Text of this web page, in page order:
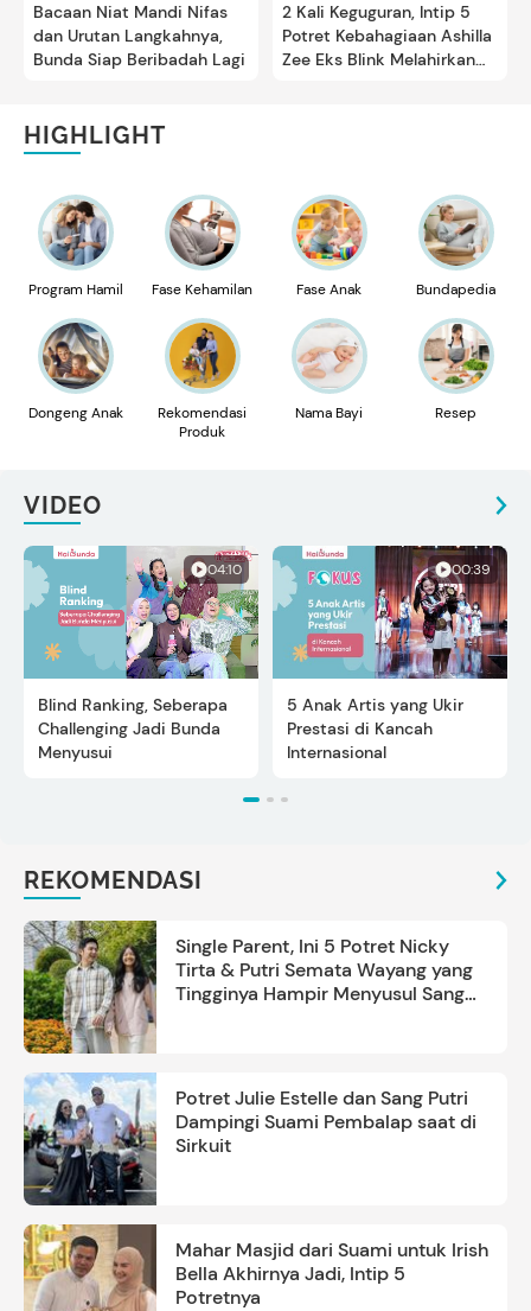
Bacaan Niat Mandi Nifas
dan Urutan Langkahnya,
Bunda Siap Beribadah Lagi
2 Kali Keguguran, Intip 5
Potret Kebahagiaan Ashilla
Zee Eks Blink Melahirkan
HIGHLIGHT
Program Hamil Fase Kehamilan Fase Anak Bundapedia
Dongeng Anak
Rekomendasi
Produk
Nama Bayi Resep
VIDEO
04:10
Blind Ranking, Seberapa
Challenging Jadi Bunda
Menyusui
00:39
5 Anak Artis yang Ukir
Prestasi di Kancah
Internasional
REKOMENDASI
Single Parent, Ini 5 Potret Nicky
Tirta & Putri Semata Wayang yang
Tingginya Hampir Menyusul Sang
Potret Julie Estelle dan Sang Putri
Dampingi Suami Pembalap saat di
Sirkuit
Mahar Masjid dari Suami untuk Irish
Bella Akhirnya Jadi, Intip 5
Potretnya